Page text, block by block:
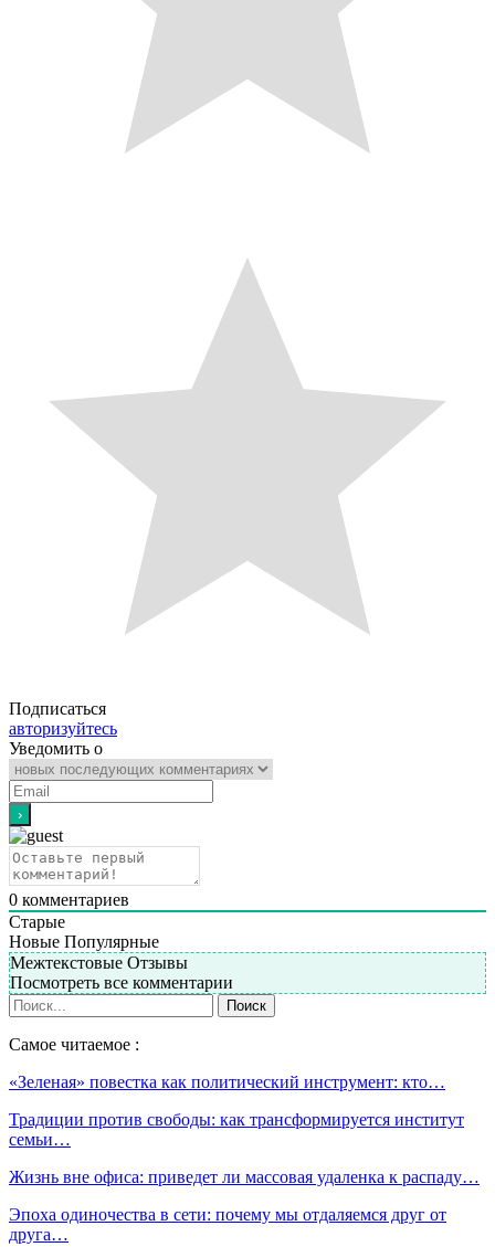
Подписаться
авторизуйтесь
Уведомить о
0 комментариев
Старые
Новые Популярные
Межтекстовые Отзывы
Посмотреть все комментарии
Самое читаемое :
«Зеленая» повестка как политический инструмент: кто…
Традиции против свободы: как трансформируется институт
семьи…
Жизнь вне офиса: приведет ли массовая удаленка к распаду…
Эпоха одиночества в сети: почему мы отдаляемся друг от
друга…